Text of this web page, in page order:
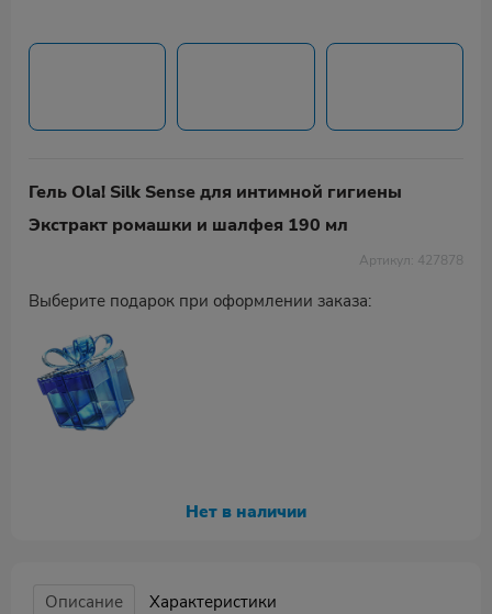
Гель Ola! Silk Sense для интимной гигиены
Экстракт ромашки и шалфея 190 мл
Артикул: 427878
Выберите подарок при оформлении заказа:
Нет в наличии
Описание
Характеристики